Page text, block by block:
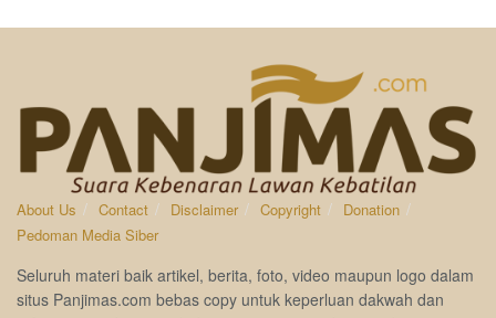
About Us Contact Disclaimer Copyright
Donation
Pedoman Media Siber
Seluruh materi baik artikel, berita, foto, video maupun logo dalam
situs Panjimas.com bebas copy untuk keperluan dakwah dan